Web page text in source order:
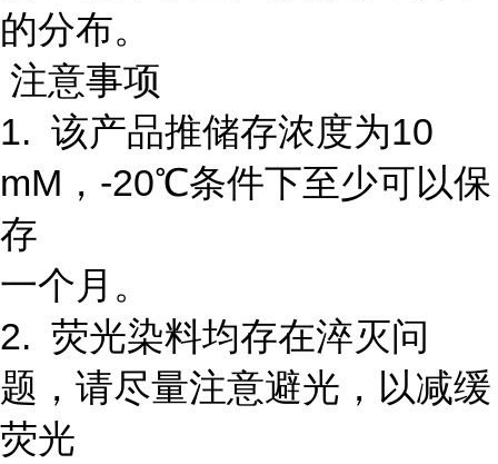
的分布。
注意事项
1. 该产品推储存浓度为10
mM，-20℃条件下至少可以保
存
一个月。
2. 荧光染料均存在淬灭问
题，请尽量注意避光，以减缓
荧光